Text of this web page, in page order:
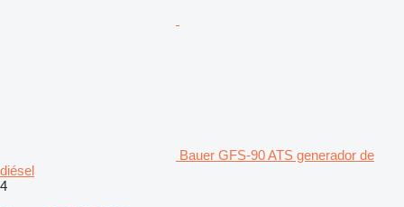
Bauer GFS-90 ATS generador de
diésel
4